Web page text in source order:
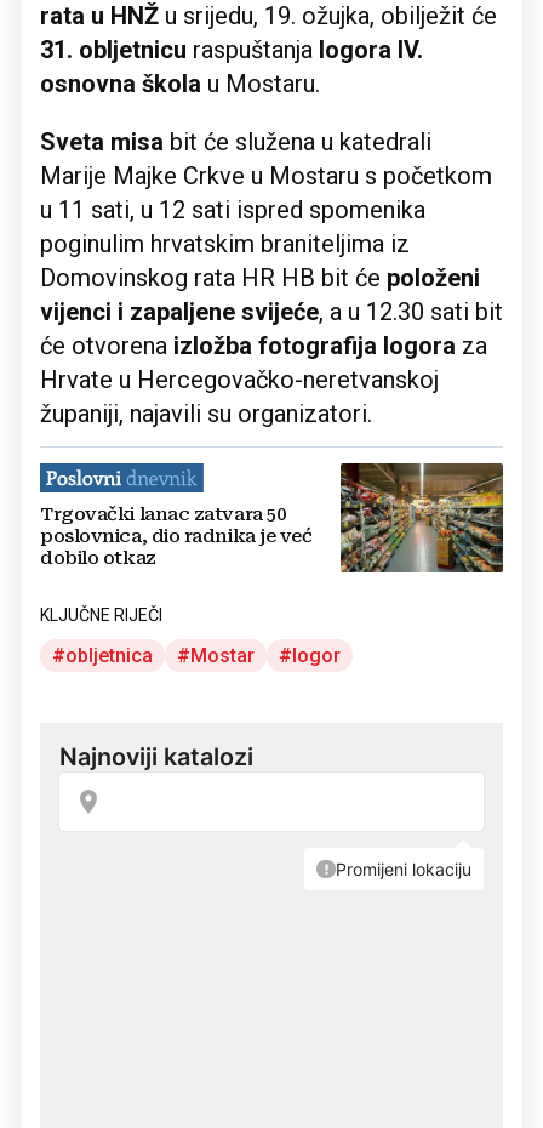
rata u HNŽ u srijedu, 19. ožujka, obilježit će
31. obljetnicu raspuštanja logora IV.
osnovna škola u Mostaru.
Sveta misa bit će služena u katedrali
Marije Majke Crkve u Mostaru s početkom
u 11 sati, u 12 sati ispred spomenika
poginulim hrvatskim braniteljima iz
Domovinskog rata HR HB bit će položeni
vijenci i zapaljene svijeće, a u 12.30 sati bit
će otvorena izložba fotografija logora za
Hrvate u Hercegovačko-neretvanskoj
županiji, najavili su organizatori.
Trgovački lanac zatvara 50
poslovnica, dio radnika je već
dobilo otkaz
KLJUČNE RIJEČI
obljetnica Mostar logor